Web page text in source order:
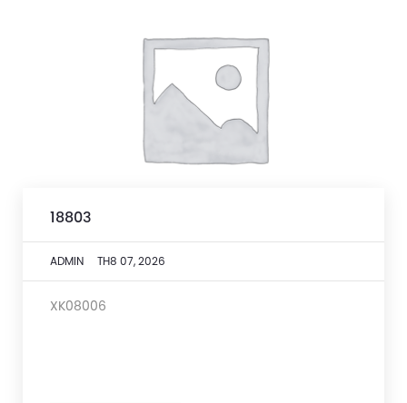
18803
ADMIN TH8 07, 2026
XK08006